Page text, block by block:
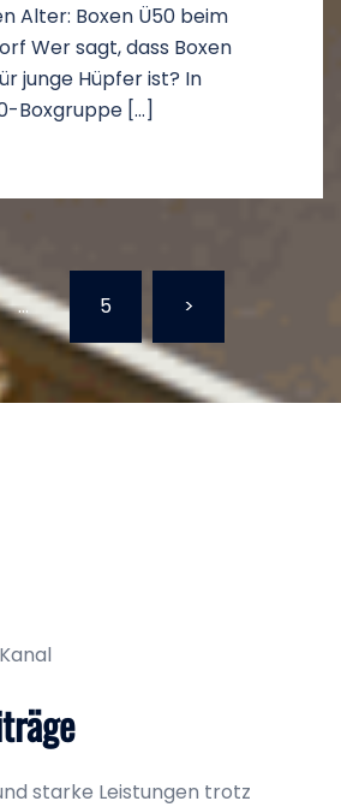
Alter: Boxen Ü50 beim
Wer sagt, dass Boxen
junge Hüpfer ist? In
Boxgruppe […]
… 5 >
starke Leistungen trotz